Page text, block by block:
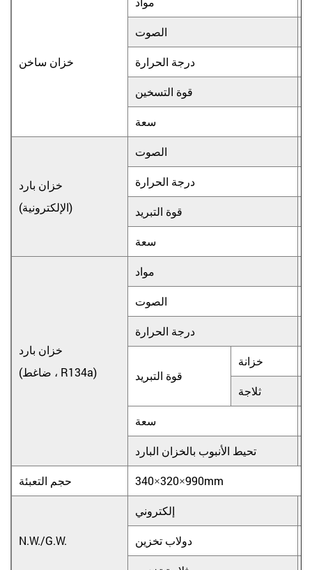
خزان ساخن
الصوت
درجة الحرارة
قوة التسخين
سعة
خزان بارد
(الإلكترونية)
الصوت
درجة الحرارة
قوة التبريد
سعة
خزان بارد
(ضاغط ، R134a)
مواد
الصوت
درجة الحرارة
قوة التبريد
خزانة
ثلاجة
سعة
تحيط الأنبوب بالخزان البارد
حجم التعبئة 340×320×990mm
N.W./G.W.
إلكتروني
دولاب تخزين